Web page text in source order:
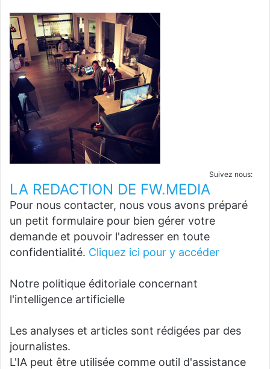
Suivez nous:
LA REDACTION DE FW.MEDIA
Pour nous contacter, nous vous avons préparé
un petit formulaire pour bien gérer votre
demande et pouvoir l'adresser en toute
confidentialité. Cliquez ici pour y accéder
Notre politique éditoriale concernant
l'intelligence artificielle
Les analyses et articles sont rédigées par des
journalistes.
L'IA peut être utilisée comme outil d'assistance